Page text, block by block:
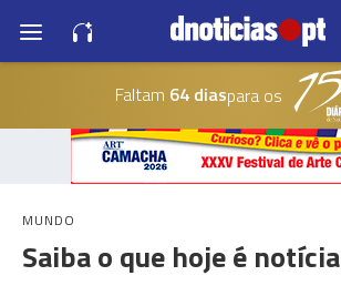
Faltam 64 diaspara os
MUNDO
Saiba o que hoje é notícia